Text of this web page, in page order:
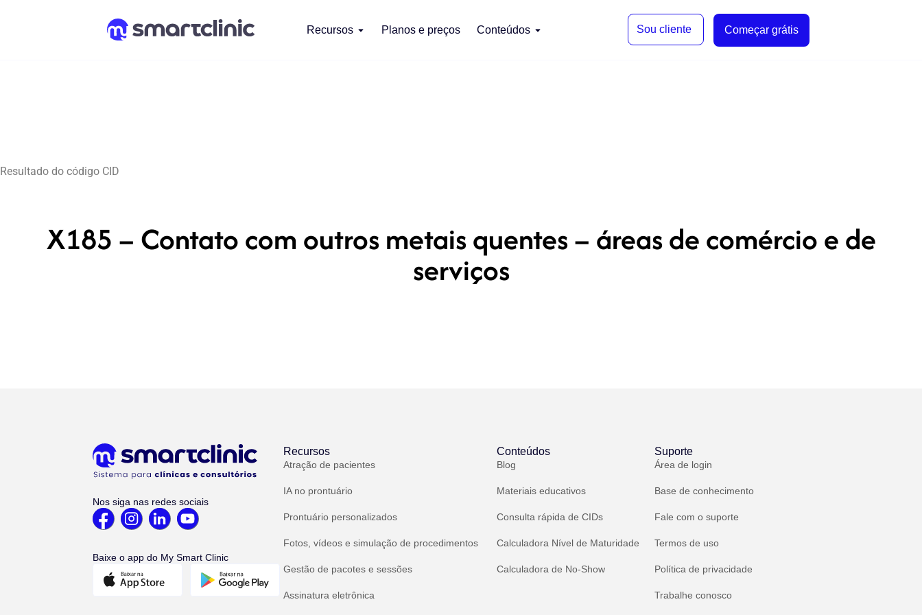
Recursos Planos e preços Conteúdos Sou cliente Começar grátis
Resultado do código CID
X185 – Contato com outros metais quentes – áreas de comércio e de
serviços
Nos siga nas redes sociais
Baixe o app do My Smart Clinic
Recursos
Atração de pacientes
IA no prontuário
Prontuário personalizados
Fotos, vídeos e simulação de procedimentos
Gestão de pacotes e sessões
Assinatura eletrônica
Conteúdos
Blog
Materiais educativos
Consulta rápida de CIDs
Calculadora Nível de Maturidade
Calculadora de No-Show
Suporte
Área de login
Base de conhecimento
Fale com o suporte
Termos de uso
Política de privacidade
Trabalhe conosco